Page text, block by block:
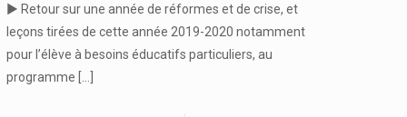
► Retour sur une année de réformes et de crise, et
leçons tirées de cette année 2019-2020 notamment
pour l’élève à besoins éducatifs particuliers, au
programme